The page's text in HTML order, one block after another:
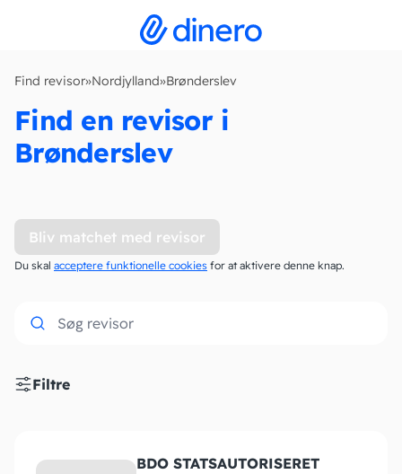
Find revisor»Nordjylland»Brønderslev
Find en revisor i
Brønderslev
Bliv matchet med revisor
Du skal acceptere funktionelle cookies for at aktivere denne knap.
Filtre
BDO STATSAUTORISERET